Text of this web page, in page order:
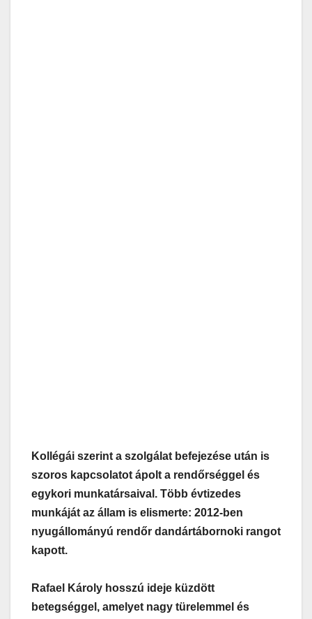
Kollégái szerint a szolgálat befejezése után is
szoros kapcsolatot ápolt a rendőrséggel és
egykori munkatársaival. Több évtizedes
munkáját az állam is elismerte: 2012-ben
nyugállományú rendőr dandártábornoki rangot
kapott.
Rafael Károly hosszú ideje küzdött
betegséggel, amelyet nagy türelemmel és